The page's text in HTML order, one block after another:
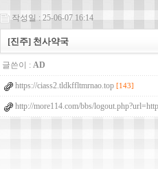
작성일 : 25-06-07 16:14
[진주] 천사약국
글쓴이 : AD
https://ciass2.tldkffltmrnao.top [143]
http://more114.com/bbs/